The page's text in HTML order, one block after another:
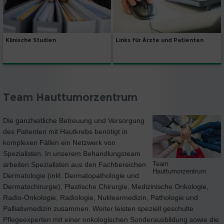
Klinische Studien Links für Ärzte und Patienten
Team Hauttumorzentrum
Team
Hauttumorzentrum
Die ganzheitliche Betreuung und Versorgung
des Patienten mit Hautkrebs benötigt in
komplexen Fällen ein Netzwerk von
Spezialisten. In unserem Behandlungsteam
arbeiten Spezialisten aus den Fachbereichen
Dermatologie (inkl. Dermatopathologie und
Dermatochirurgie), Plastische Chirurgie, Medizinische Onkologie,
Radio-Onkologie, Radiologie, Nuklearmedizin, Pathologie und
Palliativmedizin zusammen. Weiter leisten speziell geschulte
Pflegeexperten mit einer onkologischen Sonderausbildung sowie die